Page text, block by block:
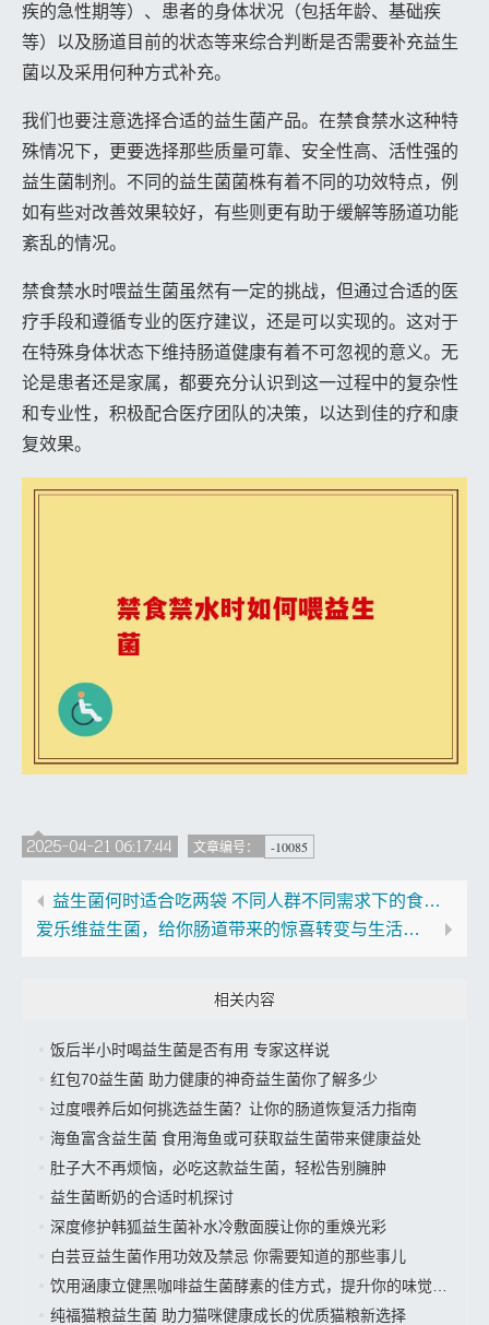
疾的急性期等）、患者的身体状况（包括年龄、基础疾
等）以及肠道目前的状态等来综合判断是否需要补充益生
菌以及采用何种方式补充。
我们也要注意选择合适的益生菌产品。在禁食禁水这种特
殊情况下，更要选择那些质量可靠、安全性高、活性强的
益生菌制剂。不同的益生菌菌株有着不同的功效特点，例
如有些对改善效果较好，有些则更有助于缓解等肠道功能
紊乱的情况。
禁食禁水时喂益生菌虽然有一定的挑战，但通过合适的医
疗手段和遵循专业的医疗建议，还是可以实现的。这对于
在特殊身体状态下维持肠道健康有着不可忽视的意义。无
论是患者还是家属，都要充分认识到这一过程中的复杂性
和专业性，积极配合医疗团队的决策，以达到佳的疗和康
复效果。
2025-04-21 06:17:44 文章编号： -10085
益生菌何时适合吃两袋 不同人群不同需求下的食用量探讨
爱乐维益生菌，给你肠道带来的惊喜转变与生活变化
相关内容
饭后半小时喝益生菌是否有用 专家这样说
红包70益生菌 助力健康的神奇益生菌你了解多少
过度喂养后如何挑选益生菌？让你的肠道恢复活力指南
海鱼富含益生菌 食用海鱼或可获取益生菌带来健康益处
肚子大不再烦恼，必吃这款益生菌，轻松告别臃肿
益生菌断奶的合适时机探讨
深度修护韩狐益生菌补水冷敷面膜让你的重焕光彩
白芸豆益生菌作用功效及禁忌 你需要知道的那些事儿
饮用涵康立健黑咖啡益生菌酵素的佳方式，提升你的味觉体验
纯福猫粮益生菌 助力猫咪健康成长的优质猫粮新选择